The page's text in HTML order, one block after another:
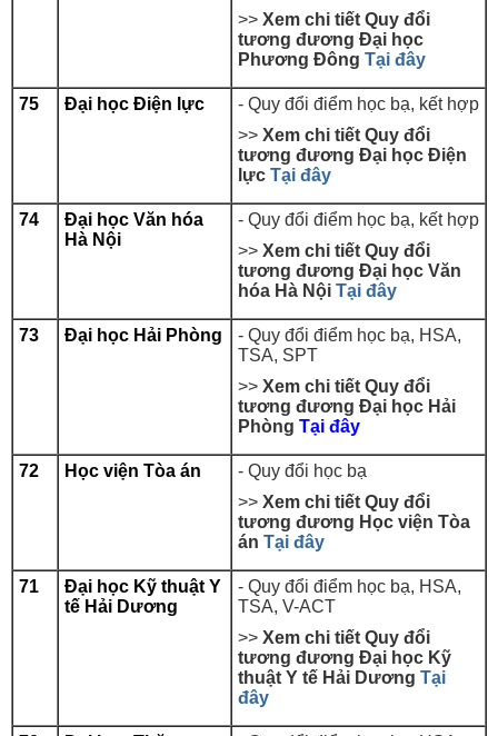
>> Xem chi tiết Quy đổi
tương đương Đại học
Phương Đông Tại đây
75 Đại học Điện lực
- Quy đổi điểm học bạ, kết hợp
>> Xem chi tiết Quy đổi
tương đương Đại học Điện
lực Tại đây
74
Đại học Văn hóa
Hà Nội
- Quy đổi điểm học bạ, kết hợp
>> Xem chi tiết Quy đổi
tương đương Đại học Văn
hóa Hà Nội Tại đây
73 Đại học Hải Phòng - Quy đổi điểm học bạ, HSA,
TSA, SPT
>> Xem chi tiết Quy đổi
tương đương Đại học Hải
Phòng Tại đây
72 Học viện Tòa án
- Quy đổi học bạ
>> Xem chi tiết Quy đổi
tương đương Học viện Tòa
án Tại đây
71
Đại học Kỹ thuật Y
tế Hải Dương
- Quy đổi điểm học bạ, HSA,
TSA, V-ACT
>> Xem chi tiết Quy đổi
tương đương Đại học Kỹ
thuật Y tế Hải Dương Tại
đây